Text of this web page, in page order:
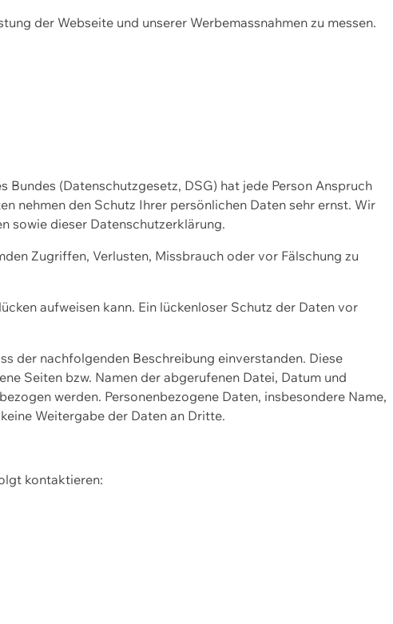
der Webseite und unserer Werbemassnahmen zu messen.
(Datenschutzgesetz, DSG) hat jede Person Anspruch
nehmen den Schutz Ihrer persönlichen Daten sehr ernst. Wir
sowie dieser Datenschutzerklärung.
Zugriffen, Verlusten, Missbrauch oder vor Fälschung zu
aufweisen kann. Ein lückenloser Schutz der Daten vor
der nachfolgenden Beschreibung einverstanden. Diese
Seiten bzw. Namen der abgerufenen Datei, Datum und
werden. Personenbezogene Daten, insbesondere Name,
Weitergabe der Daten an Dritte.
kontaktieren: